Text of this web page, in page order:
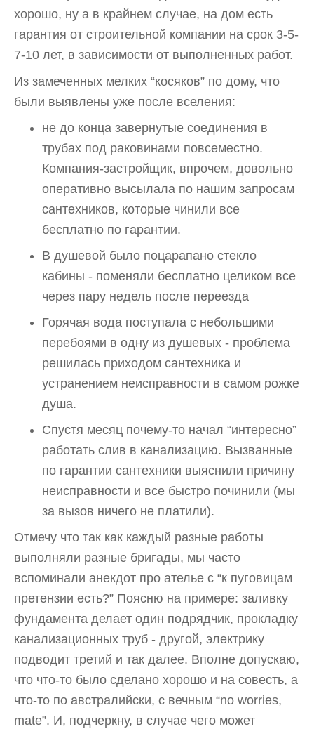
хорошо, ну а в крайнем случае, на дом есть
гарантия от строительной компании на срок 3-5-
7-10 лет, в зависимости от выполненных работ.
Из замеченных мелких “косяков” по дому, что
были выявлены уже после вселения:
не до конца завернутые соединения в
трубах под раковинами повсеместно.
Компания-застройщик, впрочем, довольно
оперативно высылала по нашим запросам
сантехников, которые чинили все
бесплатно по гарантии.
В душевой было поцарапано стекло
кабины - поменяли бесплатно целиком все
через пару недель после переезда
Горячая вода поступала с небольшими
перебоями в одну из душевых - проблема
решилась приходом сантехника и
устранением неисправности в самом рожке
душа.
Спустя месяц почему-то начал “интересно”
работать слив в канализацию. Вызванные
по гарантии сантехники выяснили причину
неисправности и все быстро починили (мы
за вызов ничего не платили).
Отмечу что так как каждый разные работы
выполняли разные бригады, мы часто
вспоминали анекдот про ателье с “к пуговицам
претензии есть?” Поясню на примере: заливку
фундамента делает один подрядчик, прокладку
канализационных труб - другой, электрику
подводит третий и так далее. Вполне допускаю,
что что-то было сделано хорошо и на совесть, а
что-то по австралийски, с вечным “no worries,
mate”. И, подчеркну, в случае чего может